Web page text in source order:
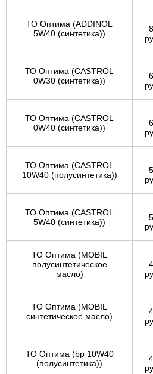
ТО Оптима (ADDINOL
5W40 (синтетика))
ТО Оптима (CASTROL
0W30 (синтетика))
ТО Оптима (CASTROL
0W40 (синтетика))
ТО Оптима (CASTROL
10W40 (полусинтетика))
ТО Оптима (CASTROL
5W40 (синтетика))
ТО Оптима (MOBIL
полусинтетическое
масло)
ТО Оптима (MOBIL
синтетическое масло)
ТО Оптима (bp 10W40
(полусинтетика))